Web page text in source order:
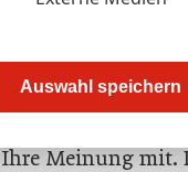
Auswahl speichern
Schluss mit dem
Ihre Meinung mit.